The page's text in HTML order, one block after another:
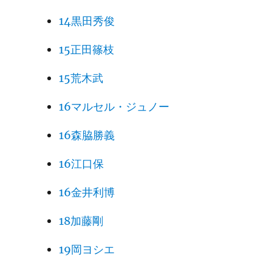
14黒田秀俊
15正田篠枝
15荒木武
16マルセル・ジュノー
16森脇勝義
16江口保
16金井利博
18加藤剛
19岡ヨシエ